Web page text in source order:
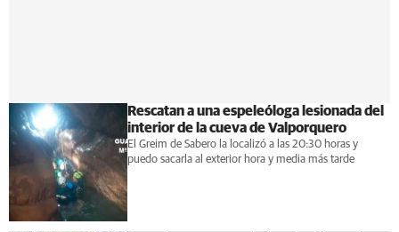
Rescatan a una espeleóloga lesionada del
interior de la cueva de Valporquero
El Greim de Sabero la localizó a las 20:30 horas y
puedo sacarla al exterior hora y media más tarde